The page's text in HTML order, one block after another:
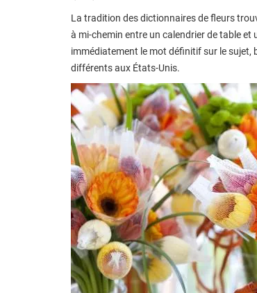
La tradition des dictionnaires de fleurs
à mi-chemin entre un calendrier de table
immédiatement le mot définitif sur le sujet,
différents aux États-Unis.